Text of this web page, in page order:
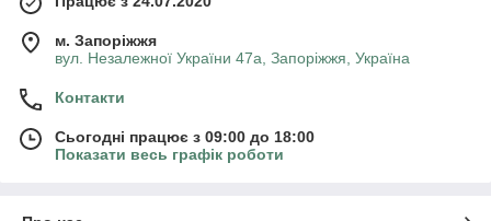
м. Запоріжжя
вул. Незалежної України 47а, Запоріжжя, Україна
Контакти
Сьогодні працює з 09:00 до 18:00
Показати весь графік роботи